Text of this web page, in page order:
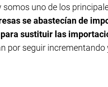
somos uno de los
se abastecían de
para sustituir las
por seguir